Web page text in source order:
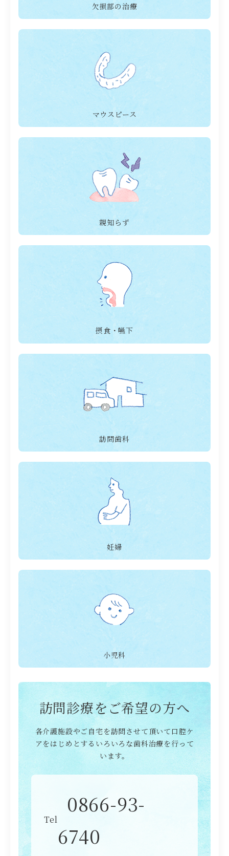
欠損部の治療
マウスピース
親知らず
摂食・嚥下
訪問歯科
妊婦
小児科
訪問診療をご希望の方へ
各介護施設やご自宅を訪問させて頂いて口腔ケ
アをはじめとするいろいろな歯科治療を行って
います。
Tel
0866-93-
6740